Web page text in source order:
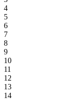
4
5
6
7
8
9
10
11
12
13
14